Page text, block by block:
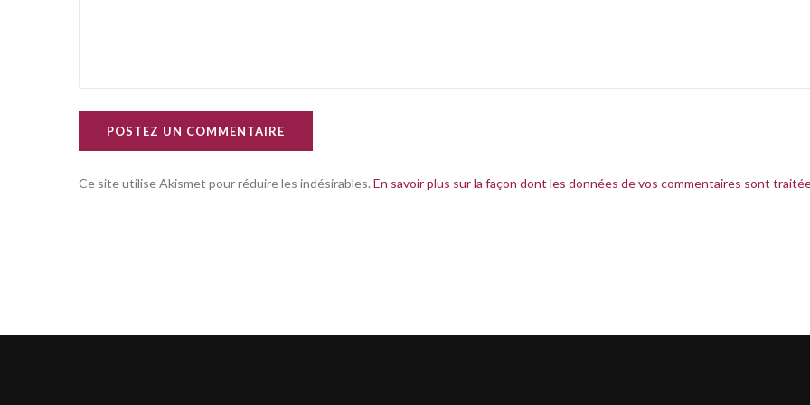
POSTEZ UN COMMENTAIRE
Ce site utilise Akismet pour réduire les indésirables. En savoir plus sur la façon dont les données de vos commentaires sont